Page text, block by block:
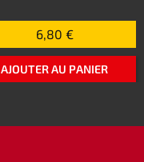
6,80 €
AJOUTER AU PANIER